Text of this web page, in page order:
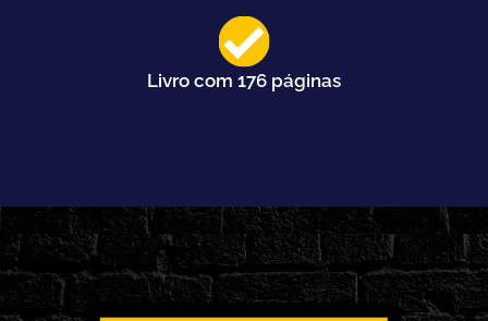
Livro com 176 páginas